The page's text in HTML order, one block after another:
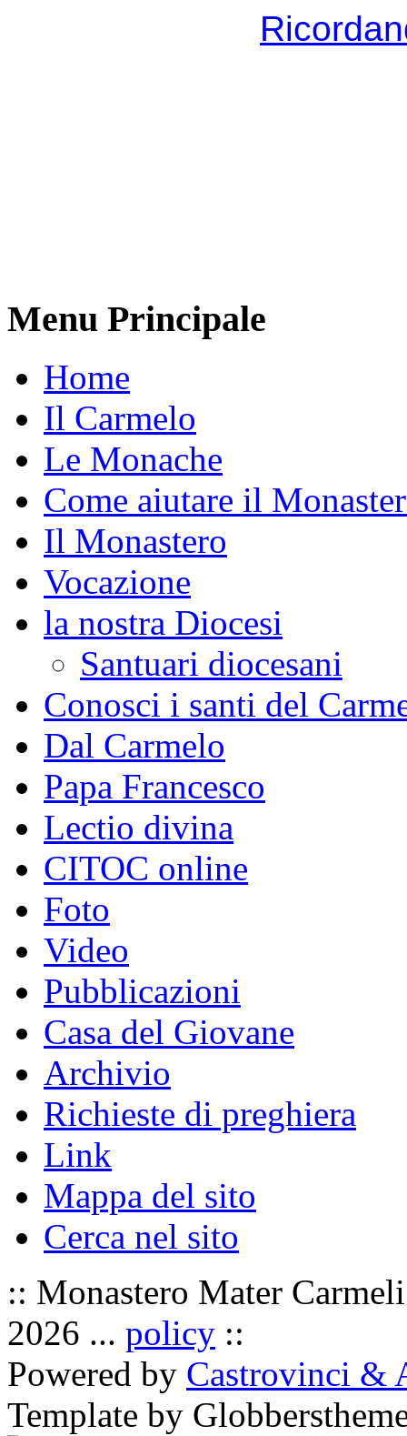
Menu Principale
Home
Il Carmelo
Le Monache
Come aiutare il
Il Monastero
Vocazione
la nostra Diocesi
Santuari diocesani
Conosci i santi del
Dal Carmelo
Papa Francesco
Lectio divina
CITOC online
Foto
Video
Pubblicazioni
Casa del Giovane
Archivio
Richieste di preghiera
Link
Mappa del sito
Cerca nel sito
:: Monastero Mater
2026 ... policy ::
Powered by Castrovinci &
Template by